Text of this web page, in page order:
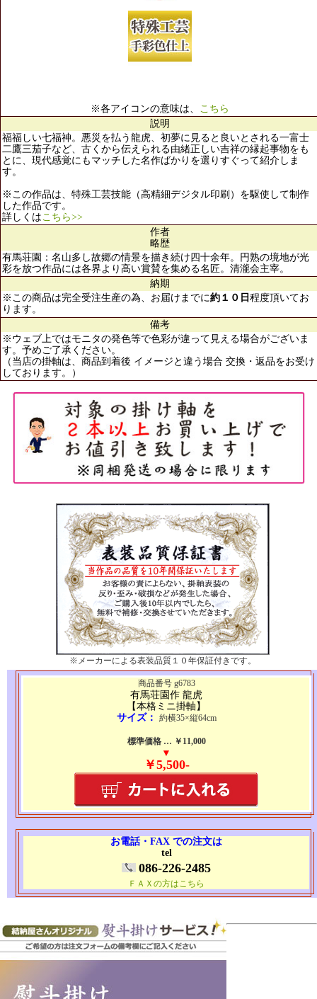
※各アイコンの意味は、 こちら
説明
福福しい七福神。悪災を払う龍虎、初夢に見ると良いとされる一富士
二鷹三茄子など、古くから伝えられる由緒正しい吉祥の縁起事物をも
とに、現代感覚にもマッチした名作ばかりを選りすぐって紹介しま
す。
※この作品は、特殊工芸技能（高精細デジタル印刷）を駆使して制作
した作品です。
詳しくはこちら>>
作者
略歴
有馬荘園：名山多し故郷の情景を描き続け四十余年。円熟の境地が光
彩を放つ作品には各界より高い賞賛を集める名匠。清瀧会主宰。
納期
※この商品は完全受注生産の為、お届けまでに約１０日 程度頂いてお
ります。
備考
※ウェブ上ではモニタの発色等で色彩が違って見える場合がございま
す。予めご了承ください。
（当店の掛軸は、商品到着後 イメージと違う場合 交換・返品をお受け
しております。）
※メーカーによる表装品質１０年保証付きです。
商品番号 g6783
有馬荘園作 龍虎
【本格ミニ掛軸】
サイズ： 約横35×縦64cm
標準価格 … ￥11,000
▼
￥5,500-
お電話・FAX での注文は
tel
086-226-2485
ＦＡＸの方はこちら